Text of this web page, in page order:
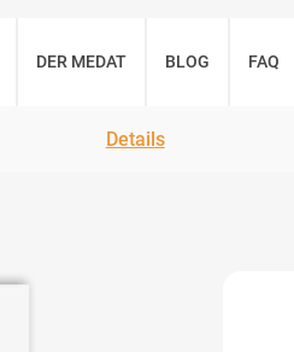
DER MEDAT BLOG FAQ
Details